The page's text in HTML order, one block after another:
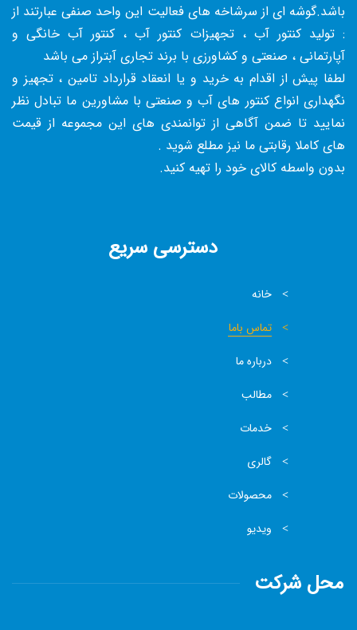
باشد.گوشه ای از سرشاخه های فعالیت این واحد صنفی عبارتند از
: تولید کنتور آب ، تجهیزات کنتور آب ، کنتور آب خانگی و
آپارتمانی ، صنعتی و کشاورزی با برند تجاری آبتراز می باشد
لطفا پیش از اقدام به خرید و یا انعقاد قرارداد تامین ، تجهیز و
نگهداری انواع کنتور های آب و صنعتی با مشاورین ما تبادل نظر
نمایید تا ضمن آگاهی از توانمندی های این مجموعه از قیمت
های کاملا رقابتی ما نیز مطلع شوید .
بدون واسطه کالای خود را تهیه کنید.
دسترسی سریع
خانه
تماس باما
درباره ما
مطالب
خدمات
گالری
محصولات
ویدیو
محل شرکت